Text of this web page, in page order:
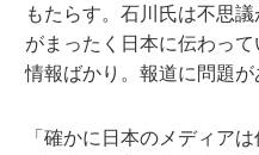
もたらす。石川氏は不思
がまったく日本に伝わっ
情報ばかり。報道に問題が
「確かに日本のメディア